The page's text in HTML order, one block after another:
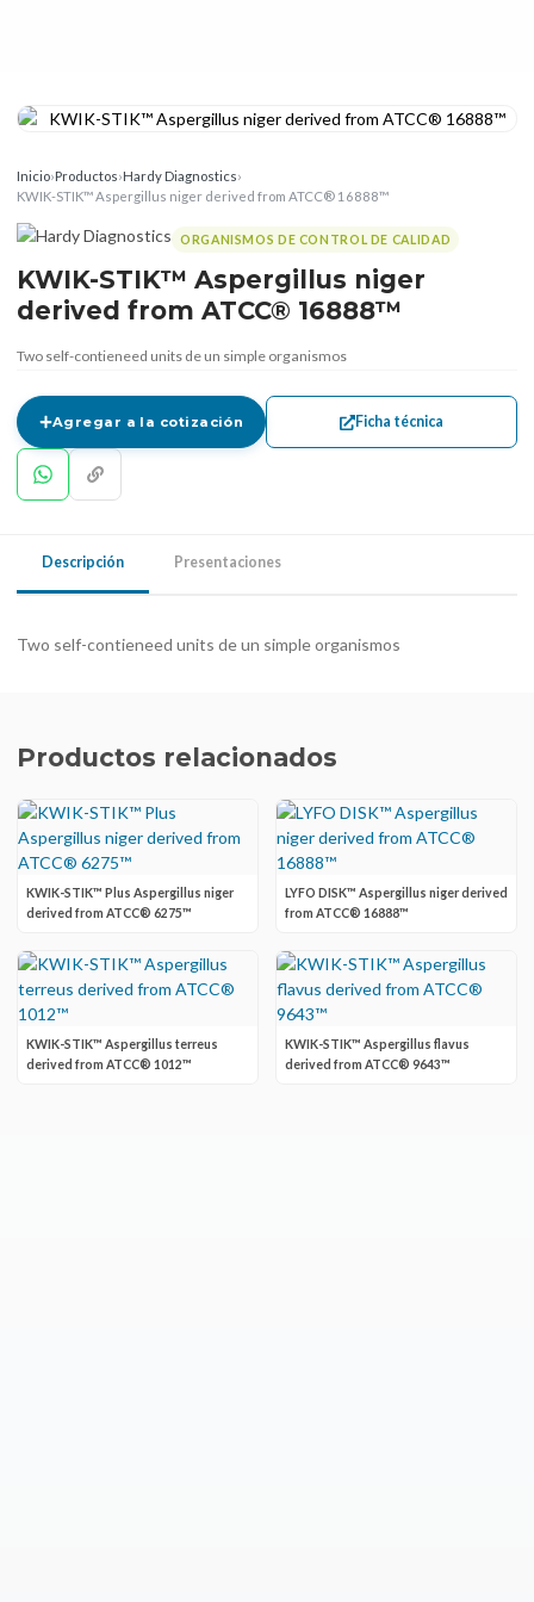
Inicio›Productos›Hardy Diagnostics›
KWIK-STIK™ Aspergillus niger derived from ATCC® 16888™
ORGANISMOS DE CONTROL DE CALIDAD
KWIK-STIK™ Aspergillus niger
derived from ATCC® 16888™
Two self-contieneed units de un simple organismos
Agregar a la cotización Ficha técnica
Descripción Presentaciones
Two self-contieneed units de un simple organismos
Productos relacionados
KWIK-STIK™ Plus Aspergillus niger
derived from ATCC® 6275™
LYFO DISK™ Aspergillus niger derived
from ATCC® 16888™
KWIK-STIK™ Aspergillus terreus
derived from ATCC® 1012™
KWIK-STIK™ Aspergillus flavus
derived from ATCC® 9643™